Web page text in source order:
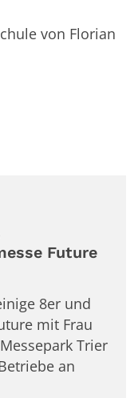
von Florian
Future
8er und
mit Frau
Trier
an